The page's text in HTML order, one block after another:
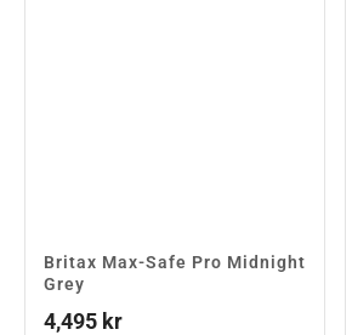
Britax Max-Safe Pro Midnight
Grey
4,495 kr